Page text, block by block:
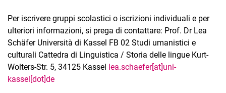
Per iscrivere gruppi scolastici o iscrizioni individuali e per
ulteriori informazioni, si prega di contattare: Prof. Dr Lea
Schäfer Università di Kassel FB 02 Studi umanistici e
culturali Cattedra di Linguistica / Storia delle lingue Kurt-
Wolters-Str. 5, 34125 Kassel lea.schaefer[at]uni-
kassel[dot]de